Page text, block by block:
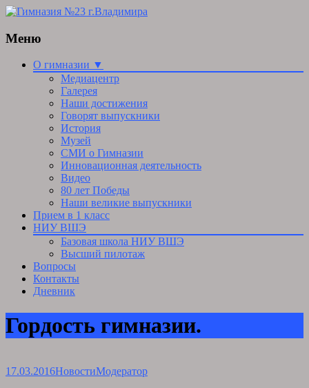
Меню
Skip
О гимназии ▼
Медиацентр
Галерея
Наши достижения
Говорят выпускники
История
Музей
СМИ о Гимназии
Инновационная деятельность
Видео
80 лет Победы
Наши великие выпускники
Прием в 1 класс
НИУ ВШЭ
Базовая школа НИУ ВШЭ
Высший пилотаж
Вопросы
Контакты
Дневник
Гордость гимназии.
17.03.2016НовостиМодератор